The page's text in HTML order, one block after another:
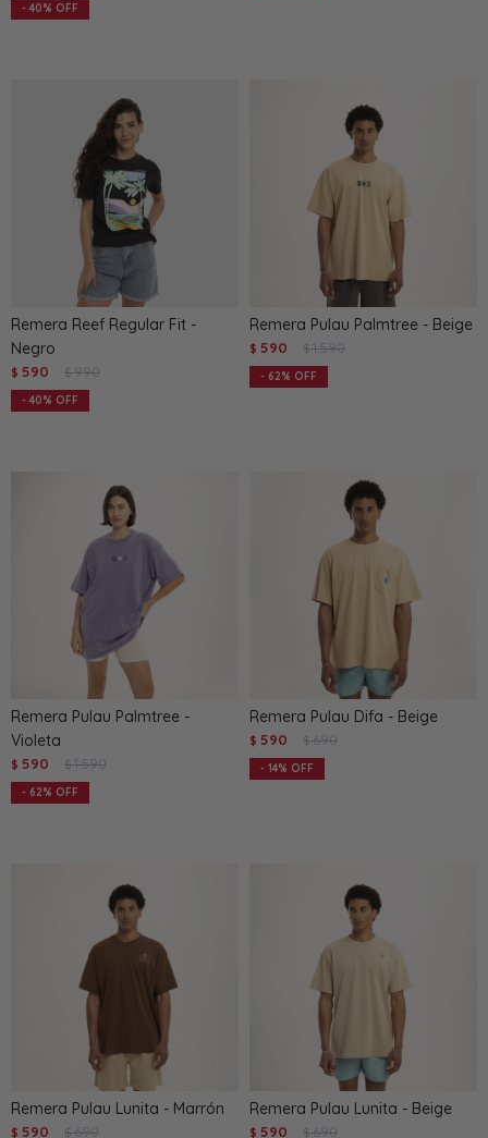
40
Remera Reef Regular Fit -
Negro
$ 590 $ 990
40
Remera Pulau Palmtree - Beige
$ 590 $ 1.590
62
Remera Pulau Palmtree -
Violeta
$ 590 $ 1.590
62
Remera Pulau Difa - Beige
$ 590 $ 690
14
Remera Pulau Lunita - Marrón
$ 590 $ 690
Remera Pulau Lunita - Beige
$ 590 $ 690